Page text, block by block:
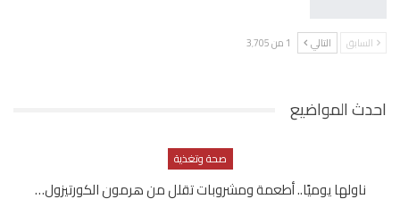
السابق التالي 1 من 3٬705
احدث المواضيع
صحة وتغذية
ناولها يوميًا.. أطعمة ومشروبات تقلل من هرمون الكورتيزول…